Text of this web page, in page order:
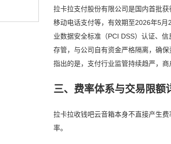
拉卡拉支付股份有限公司是国内首批
移动电话支付等，有效期至2026年5
业数据安全标准（PCI DSS）认证、
存管，与公司自有资金严格隔离，确
指出的是，支付行业监管持续趋严，
三、费率体系与交易限额
拉卡拉收钱吧云音箱本身不直接产生
率。